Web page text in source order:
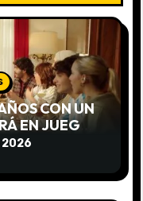
CON UN
EN JUEGO
2026